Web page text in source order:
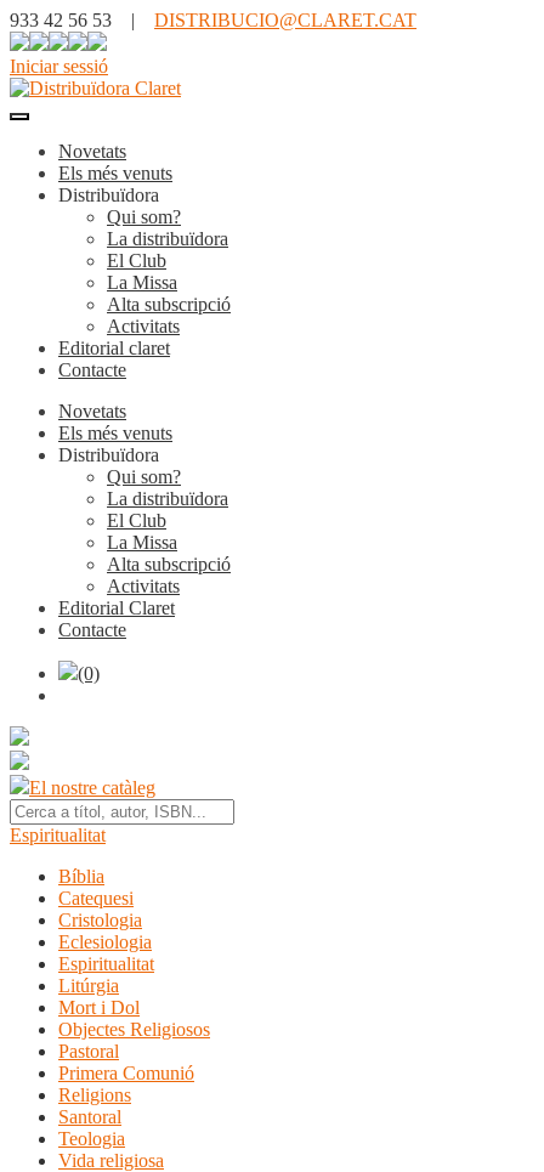
933 42 56 53 | DISTRIBUCIO@CLARET.CAT
Iniciar sessió
Novetats
Els més venuts
Distribuïdora
Qui som?
La distribuïdora
El Club
La Missa
Alta subscripció
Activitats
Editorial claret
Contacte
Novetats
Els més venuts
Distribuïdora
Qui som?
La distribuïdora
El Club
La Missa
Alta subscripció
Activitats
Editorial Claret
Contacte
(0)
El nostre catàleg
Espiritualitat
Bíblia
Catequesi
Cristologia
Eclesiologia
Espiritualitat
Litúrgia
Mort i Dol
Objectes Religiosos
Pastoral
Primera Comunió
Religions
Santoral
Teologia
Vida religiosa